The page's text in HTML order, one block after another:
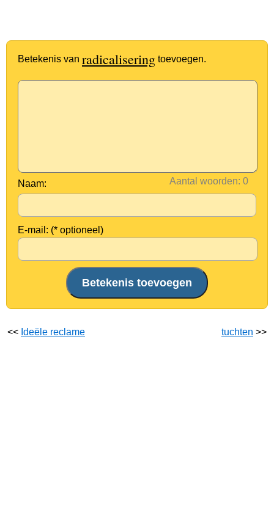
Betekenis van radicalisering toevoegen.
Aantal woorden:
Naam:
E-mail: (* optioneel)
<< Ideële reclame tuchten >>